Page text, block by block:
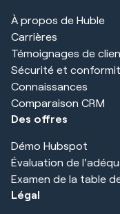
À propos de Huble
Carrières
Témoignages de
Sécurité et
Connaissances
Comparaison CRM
Des offres
Démo Hubspot
Évaluation de
Examen de la table
Légal